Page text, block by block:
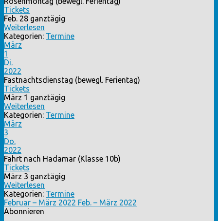
Tickets
Feb. 28 ganztägig
Weiterlesen
Kategorien: Termine
März
1
Di.
2022
Fastnachtsdienstag (bewegl. Ferientag)
Tickets
März 1 ganztägig
Weiterlesen
Kategorien: Termine
März
3
Do.
2022
Fahrt nach Hadamar (Klasse 10b)
Tickets
März 3 ganztägig
Weiterlesen
Kategorien: Termine
Februar – März 2022 Feb. – März 2022
Abonnieren